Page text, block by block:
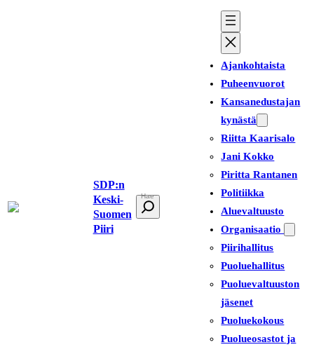
SDP:n
Keski-
Suomen
Piiri
t
Ajankohtaista
Puheenvuorot
Kansanedustajan
kynästä
Riitta Kaarisalo
Jani Kokko
Piritta Rantanen
Politiikka
Aluevaltuusto
Organisaatio
Piirihallitus
Puoluehallitus
Puoluevaltuuston
jäsenet
Puoluekokous
Puolueosastot ja